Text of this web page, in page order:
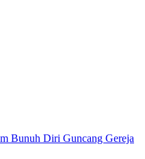
Bunuh Diri Guncang Gereja